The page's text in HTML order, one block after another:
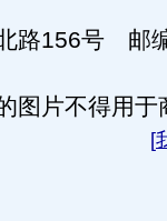
路156号 邮
片不得用于
[